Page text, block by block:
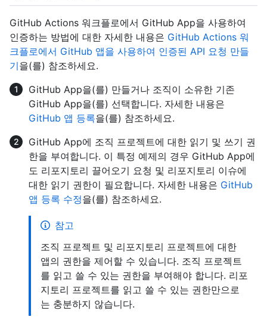
GitHub Actions 워크플로에서 GitHub App을 사용하여
인증하는 방법에 대한 자세한 내용은 GitHub Actions 워
크플로에서 GitHub 앱을 사용하여 인증된 API 요청 만들
기을(를) 참조하세요.
GitHub App을(를) 만들거나 조직이 소유한 기존
GitHub App을(를) 선택합니다. 자세한 내용은
GitHub 앱 등록을(를) 참조하세요.
GitHub App에 조직 프로젝트에 대한 읽기 및 쓰기 권
한을 부여합니다. 이 특정 예제의 경우 GitHub App에
도 리포지토리 끌어오기 요청 및 리포지토리 이슈에
대한 읽기 권한이 필요합니다. 자세한 내용은 GitHub
앱 등록 수정을(를) 참조하세요.
참고
조직 프로젝트 및 리포지토리 프로젝트에 대한
앱의 권한을 제어할 수 있습니다. 조직 프로젝트
를 읽고 쓸 수 있는 권한을 부여해야 합니다. 리포
지토리 프로젝트를 읽고 쓸 수 있는 권한만으로
는 충분하지 않습니다.